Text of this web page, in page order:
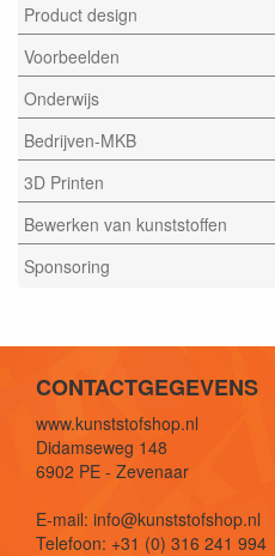
Product design
Voorbeelden
Onderwijs
Bedrijven-MKB
3D Printen
Bewerken van kunststoffen
Sponsoring
CONTACTGEGEVENS
www.kunststofshop.nl
Didamseweg 148
6902 PE - Zevenaar
E-mail: info@kunststofshop.nl
Telefoon: +31 (0) 316 241 994